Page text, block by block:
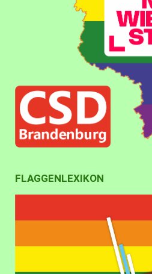
FLAGGENLEXIKON